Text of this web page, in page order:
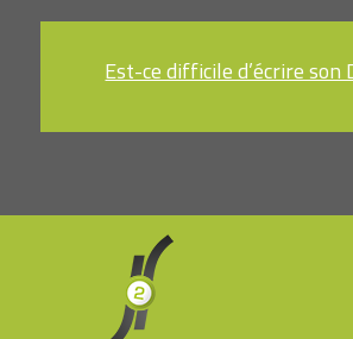
Est-ce difficile d’écrire son